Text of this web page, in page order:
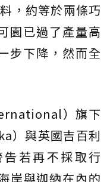
，約等於兩條巧
園已過了產量高
步下降，然而全
）旗下
）與英國吉百利
若再不採取行
岸與迦納在內的